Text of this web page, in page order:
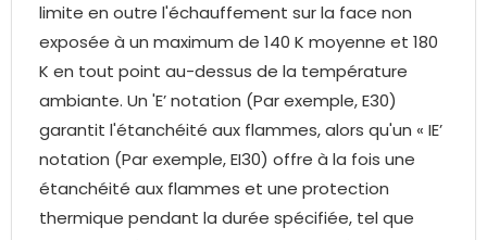
limite en outre l'échauffement sur la face non
exposée à un maximum de 140 K moyenne et 180
K en tout point au-dessus de la température
ambiante. Un 'E’ notation (Par exemple, E30)
garantit l'étanchéité aux flammes, alors qu'un « IE’
notation (Par exemple, EI30) offre à la fois une
étanchéité aux flammes et une protection
thermique pendant la durée spécifiée, tel que